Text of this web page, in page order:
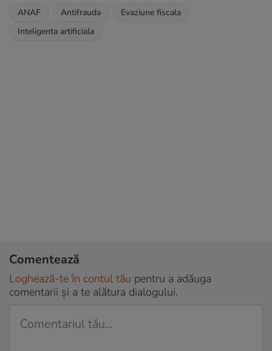
ANAF Antifrauda
Evaziune fiscala
Inteligenta artificiala
Comentează
Loghează-te în contul tău pentru a adăuga
comentarii și a te alătura dialogului.